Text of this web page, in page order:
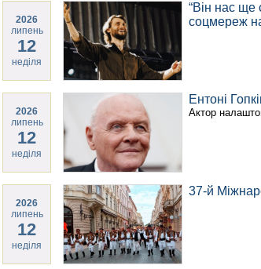
2026
липень
12
неділя
“Він нас ще
соцмереж
2026
липень
12
неділя
Ентоні
Актор
2026
липень
12
неділя
37-й